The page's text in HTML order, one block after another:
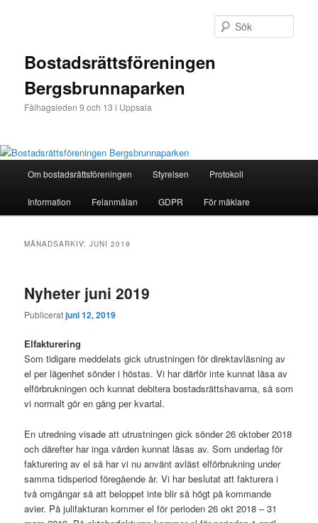
Bostadsrättsföreningen
Bergsbrunnaparken
Fålhagsleden 9 och 13 i Uppsala
Om bostadsrättsföreningen Styrelsen Protokoll
Information Felanmälan GDPR För mäklare
MÅNADSARKIV:JUNI 2019
Nyheter juni 2019
Publiceratjuni 12, 2019
Elfakturering
Som tidigare meddelats gick utrustningen för direktavläsning av
el per lägenhet sönder i höstas. Vi har därför inte kunnat läsa av
elförbrukningen och kunnat debitera bostadsrättshavarna, så som
vi normalt gör en gång per kvartal.
En utredning visade att utrustningen gick sönder 26 oktober 2018
och därefter har inga värden kunnat läsas av. Som underlag för
fakturering av el så har vi nu använt avläst elförbrukning under
samma tidsperiod föregående år. Vi har beslutat att fakturera i
två omgångar så att beloppet inte blir så högt på kommande
avier. På julifakturan kommer el för perioden 26 okt 2018 – 31